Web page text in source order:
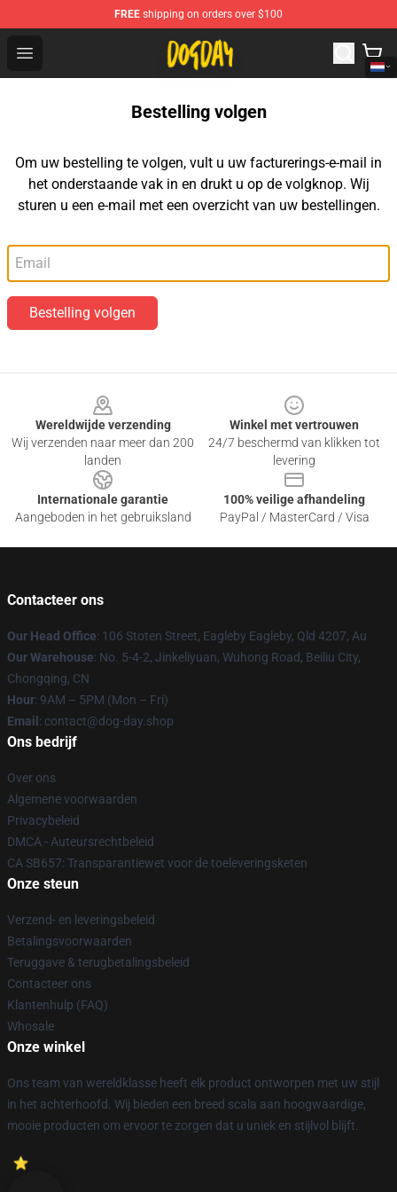
FREE shipping on orders over $100
Open menu
DogDay Store - Official DogDay Merchandise Shop
Bestelling volgen
Om uw bestelling te volgen, vult u uw facturerings-e-mail in
het onderstaande vak in en drukt u op de volgknop. Wij
sturen u een e-mail met een overzicht van uw bestellingen.
Bestelling volgen
Wereldwijde verzending
Wij verzenden naar meer dan 200
landen
Winkel met vertrouwen
24/7 beschermd van klikken tot
levering
Internationale garantie
Aangeboden in het gebruiksland
100% veilige afhandeling
PayPal / MasterCard / Visa
Contacteer ons
Our Head Office: 106 Stoten Street, Eagleby Eagleby, Qld 4207, Au
Our Warehouse: No. 5-4-2, Jinkeliyuan, Wuhong Road, Beiliu City,
Chongqing, CN
Hour: 9AM – 5PM (Mon – Fri)
Email : contact@dog-day.shop
Ons bedrijf
Over ons
Algemene voorwaarden
Privacybeleid
DMCA - Auteursrechtbeleid
CA SB657: Transparantiewet voor de toeleveringsketen
Onze steun
Verzend- en leveringsbeleid
Betalingsvoorwaarden
Teruggave & terugbetalingsbeleid
Contacteer ons
Klantenhulp (FAQ)
Whosale
Onze winkel
Ons team van wereldklasse heeft elk product ontworpen met uw stijl
in het achterhoofd. Wij bieden een breed scala aan hoogwaardige,
mooie producten om ervoor te zorgen dat u uniek en stijlvol blijft.